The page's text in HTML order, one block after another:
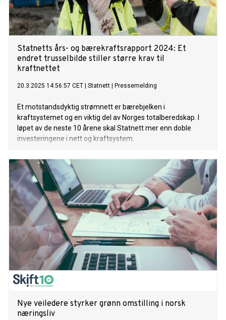
Statnetts års- og bærekraftsrapport 2024: Et
endret trusselbilde stiller større krav til
kraftnettet
20.3.2025 14:56:57 CET Statnett Pressemelding
Et motstandsdyktig strømnett er bærebjelken i
kraftsystemet og en viktig del av Norges totalberedskap. I
løpet av de neste 10 årene skal Statnett mer enn doble
investeringene i nett og kraftsystem.
Nye veiledere styrker grønn omstilling i norsk
næringsliv